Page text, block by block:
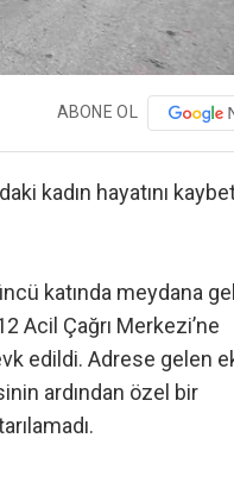
ABONE OL
kadın hayatını
katında meydana
Acil Çağrı Merkezi’ne
edildi. Adrese gelen
ardından özel bir